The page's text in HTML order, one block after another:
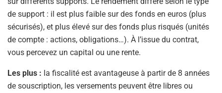
de support : il est plus faible sur des fonds en euros (plus
sécurisés), et plus élevé sur des fonds plus risqués (unités
de compte : actions, obligations…). À l’issue du contrat,
vous percevez un capital ou une rente.
Les plus : la fiscalité est avantageuse à partir de 8 années
de souscription, les versements peuvent être libres ou